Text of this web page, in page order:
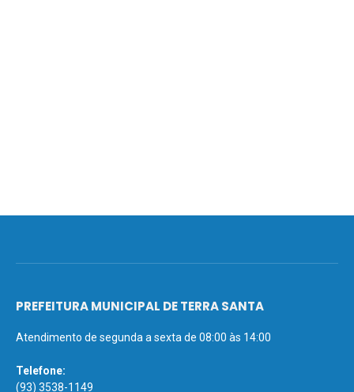
PREFEITURA MUNICIPAL DE TERRA SANTA
Atendimento de segunda a sexta de 08:00 às 14:00
Telefone:
(93) 3538-1149